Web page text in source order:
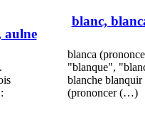
aulne
blanc,
blanca
"blanque",
blanche blanquir
(prononcer (…)